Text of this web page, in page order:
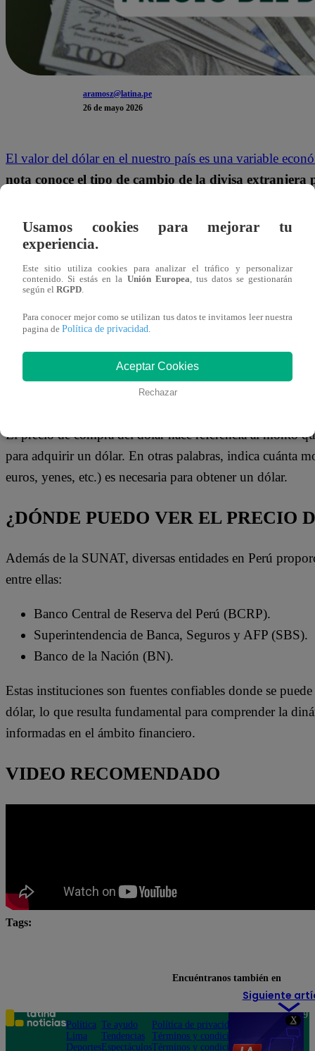
X
aramosz@latina.pe
26 de mayo 2026
El valor del dólar en el nuestro país es una variable
nota conoce el tipo de cambio de la divisa extranjera
cambio en Perú, la expectativa y la percepción de
¿CUÁL ES EL PRECIO DEL
cotizó para hoy, martes 26 de mayo, enS/3.407la
DÓLAR EN PERÚ: ¿CUÁL ES LA
El precio de compra del dólar hace referencia al monto
para adquirir un dólar. En otras palabras, indica cuánta
euros, yenes, etc.) es necesaria para obtener un dólar.
¿DÓNDE PUEDO VER EL PRECIO
Además de la SUNAT, diversas entidades en Perú
entre ellas:
Banco Central de Reserva del Perú (BCRP).
Superintendencia de Banca, Seguros y AFP (SBS).
Banco de la Nación (BN).
Estas instituciones son fuentes confiables donde se
dólar, lo que resulta fundamental para comprender la
informadas en el ámbito financiero.
VIDEO RECOMENDADO
Tags:
Siguiente
Usamos cookies para mejorar tu
experiencia.
Este sitio utiliza cookies para analizar el tráfico y personalizar
contenido. Si estás en la Unión Europea, tus datos se gestionarán
según el RGPD.
Para conocer mejor como se utilizan tus datos te invitamos leer nuestra
pagina de Política de privacidad.
Aceptar Cookies
Rechazar
Encuéntranos también en
Política
Lima
Deportes
Te ayudo
Tendencias
Espectáculos
Política de privacidad
Términos y condiciones
Términos y condiciones
Teléfono: 219
Av. San
Felipe 968